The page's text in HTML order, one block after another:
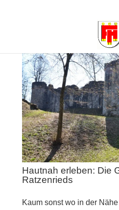
Hautnah erleben: Die
Ratzenrieds
Kaum sonst wo in der